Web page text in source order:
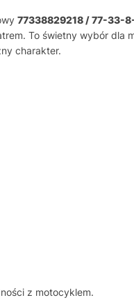
77338829218 / 77-33-
To świetny wybór dla
charakter.
z motocyklem.